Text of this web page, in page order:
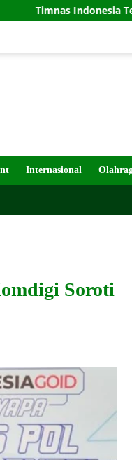
Tersingkir di Piala
Internasional
Soroti